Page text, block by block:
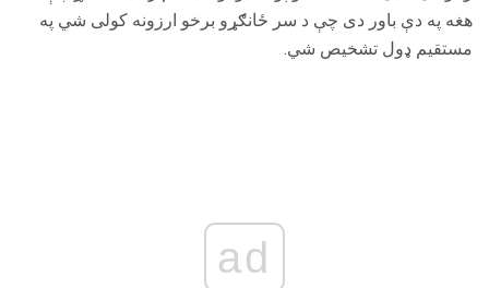
هغه په ​​دې باور دی چې د سر ځانګړو برخو ارزونه کولی شي په
مستقیم ډول تشخیص شي.
ad